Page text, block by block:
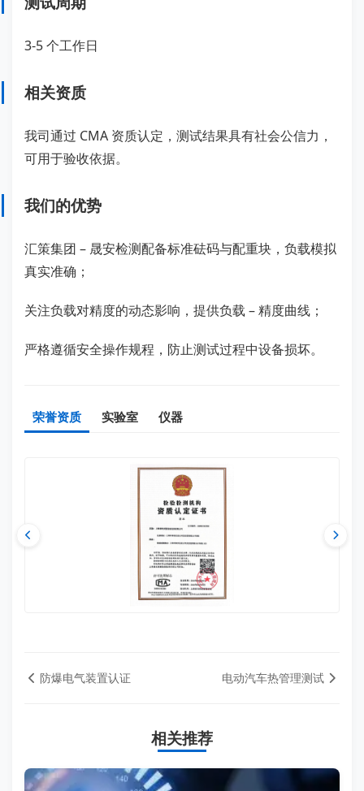
3-5 个工作日
相关资质
我司通过 CMA 资质认定，测试结果具有社会公信力，
可用于验收依据。
我们的优势
汇策集团 – 晟安检测配备标准砝码与配重块，负载模拟
真实准确；
关注负载对精度的动态影响，提供负载 – 精度曲线；
严格遵循安全操作规程，防止测试过程中设备损坏。
荣誉资质 实验室 仪器
防爆电气装置认证 电动汽车热管理测试
相关推荐